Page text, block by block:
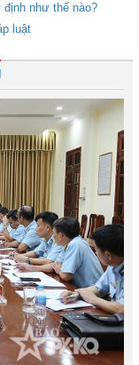
như thế nào?
luật